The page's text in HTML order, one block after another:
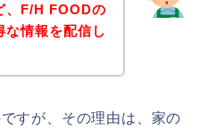
、F/H FOODの
な情報を配信し
すが、その理由は、家の